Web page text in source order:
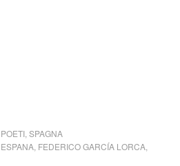
POETI, SPAGNA
ESPANA, FEDERICO GARCÍA LORCA,